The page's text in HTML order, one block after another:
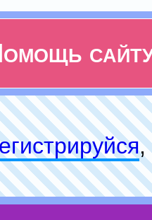
,